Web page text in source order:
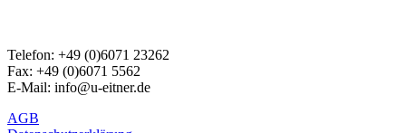
Telefon: +49 (0)6071 23262
Fax: +49 (0)6071 5562
E-Mail: info@u-eitner.de
AGB